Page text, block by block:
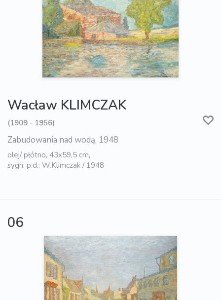
Wacław KLIMCZAK
(1909 - 1956)
Zabudowania nad wodą, 1948
olej/ płótno, 43x59,5 cm,
sygn. p.d.: W.Klimczak / 1948
06